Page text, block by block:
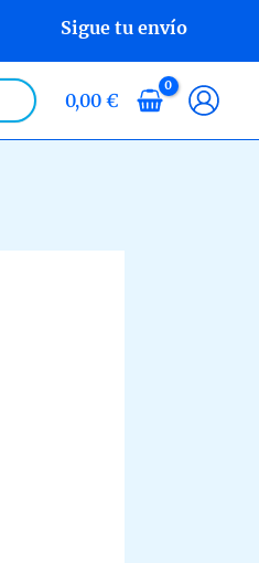
Sigue tu envío
0,00 €